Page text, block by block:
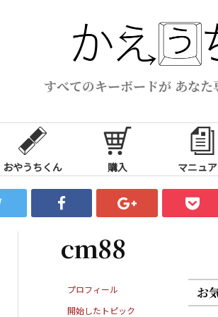
すべてのキーボードが あなた
おやうちくん 購入 マニュ
cm88
プロフィール
開始したトピック
お